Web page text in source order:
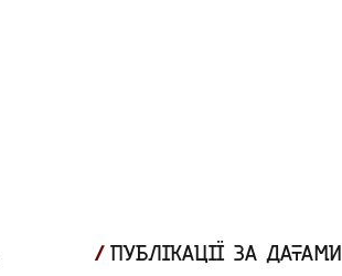
ПУБЛІКАЦІЇ ЗА ДАТАМИ